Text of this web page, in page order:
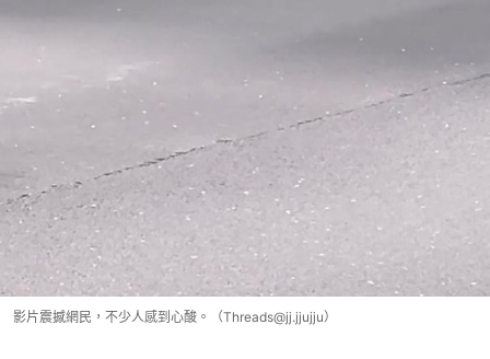
影片震撼網民，不少人感到心酸。（Threads@jj.jjujju）